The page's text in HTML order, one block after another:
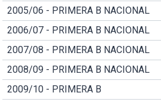
2005/06 - PRIMERA B NACIONAL
2006/07 - PRIMERA B NACIONAL
2007/08 - PRIMERA B NACIONAL
2008/09 - PRIMERA B NACIONAL
2009/10 - PRIMERA B